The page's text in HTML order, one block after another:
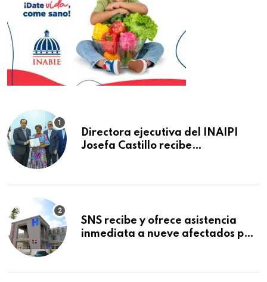
Directora ejecutiva del INAIPI
Josefa Castillo recibe
SNS recibe y ofrece asistencia
inmediata a nueve afectados por
Macorís